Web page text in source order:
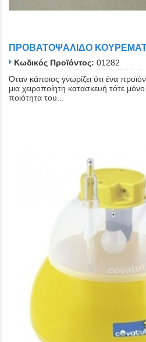
ΠΡΟΒΑΤΟΨΑΛΙΔΟ
Κωδικός Προϊόντος: 01282
Όταν κάποιος γνωρίζει ότι ένα
μια χειροποίητη κατασκευή τότε
ποιότητα του...